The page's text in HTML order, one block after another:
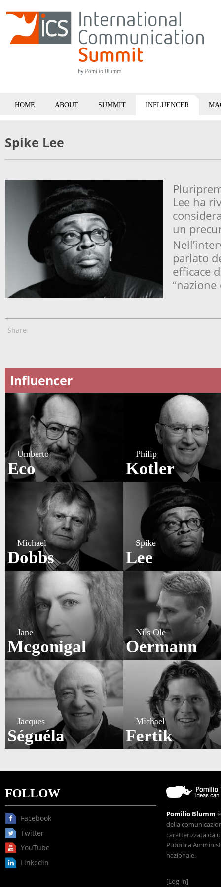
HOME ABOUT SUMMIT INFLUENCER
Spike Lee
Lee ha
un
parlato
efficace
“nazione
Share
Influencer
Umberto
Eco
Philip
Kotler
Michael
Dobbs
Spike
Lee
Jane
Mcgonigal
Nils Ole
Oermann
Jacques
Séguéla
Michael
Fertik
FOLLOW
Facebook
Twitter
YouTube
Linkedin
Pomilio Blumm
della
caratterizzata da
Pubblica
nazionale.
[Log-in]